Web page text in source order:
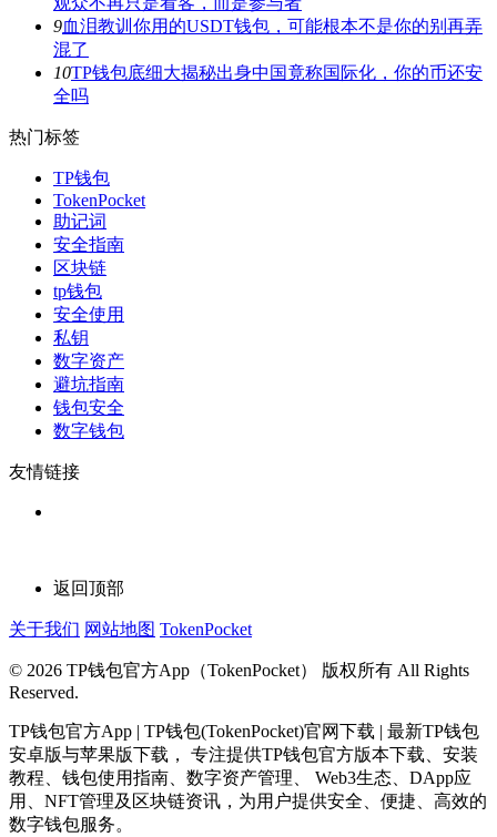
9血泪教训你用的USDT钱包，可能根本不是你的别再弄
混了
10TP钱包底细大揭秘出身中国竟称国际化，你的币还安
全吗
热门标签
TP钱包
TokenPocket
助记词
安全指南
区块链
tp钱包
安全使用
私钥
数字资产
避坑指南
钱包安全
数字钱包
友情链接
返回顶部
关于我们 网站地图 TokenPocket
© 2026 TP钱包官方App（TokenPocket） 版权所有 All Rights
Reserved.
TP钱包官方App | TP钱包(TokenPocket)官网下载 | 最新TP钱包
安卓版与苹果版下载， 专注提供TP钱包官方版本下载、安装
教程、钱包使用指南、数字资产管理、 Web3生态、DApp应
用、NFT管理及区块链资讯，为用户提供安全、便捷、高效的
数字钱包服务。